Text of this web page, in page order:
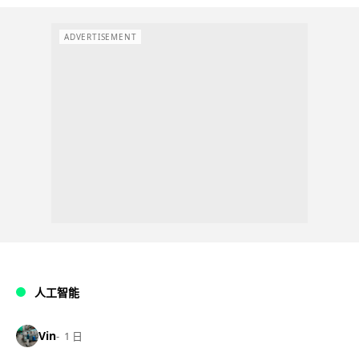
ADVERTISEMENT
人工智能
Vin 1 日